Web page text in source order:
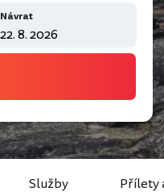
Návrat
Služby Přílety